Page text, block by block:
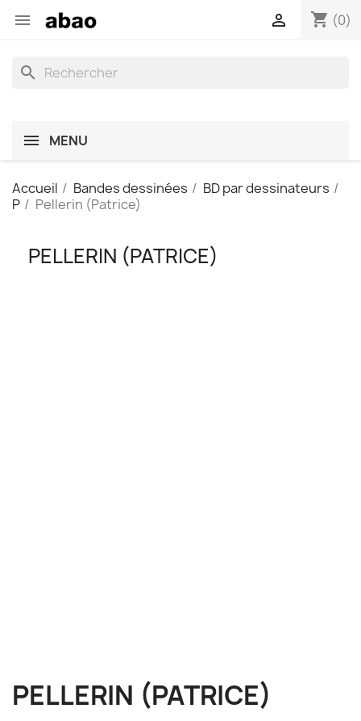
 shopping_cart (0)

search
MENU
Accueil Bandes dessinées
BD par dessinateurs
P
Pellerin (Patrice)
PELLERIN (PATRICE)
PELLERIN (PATRICE)